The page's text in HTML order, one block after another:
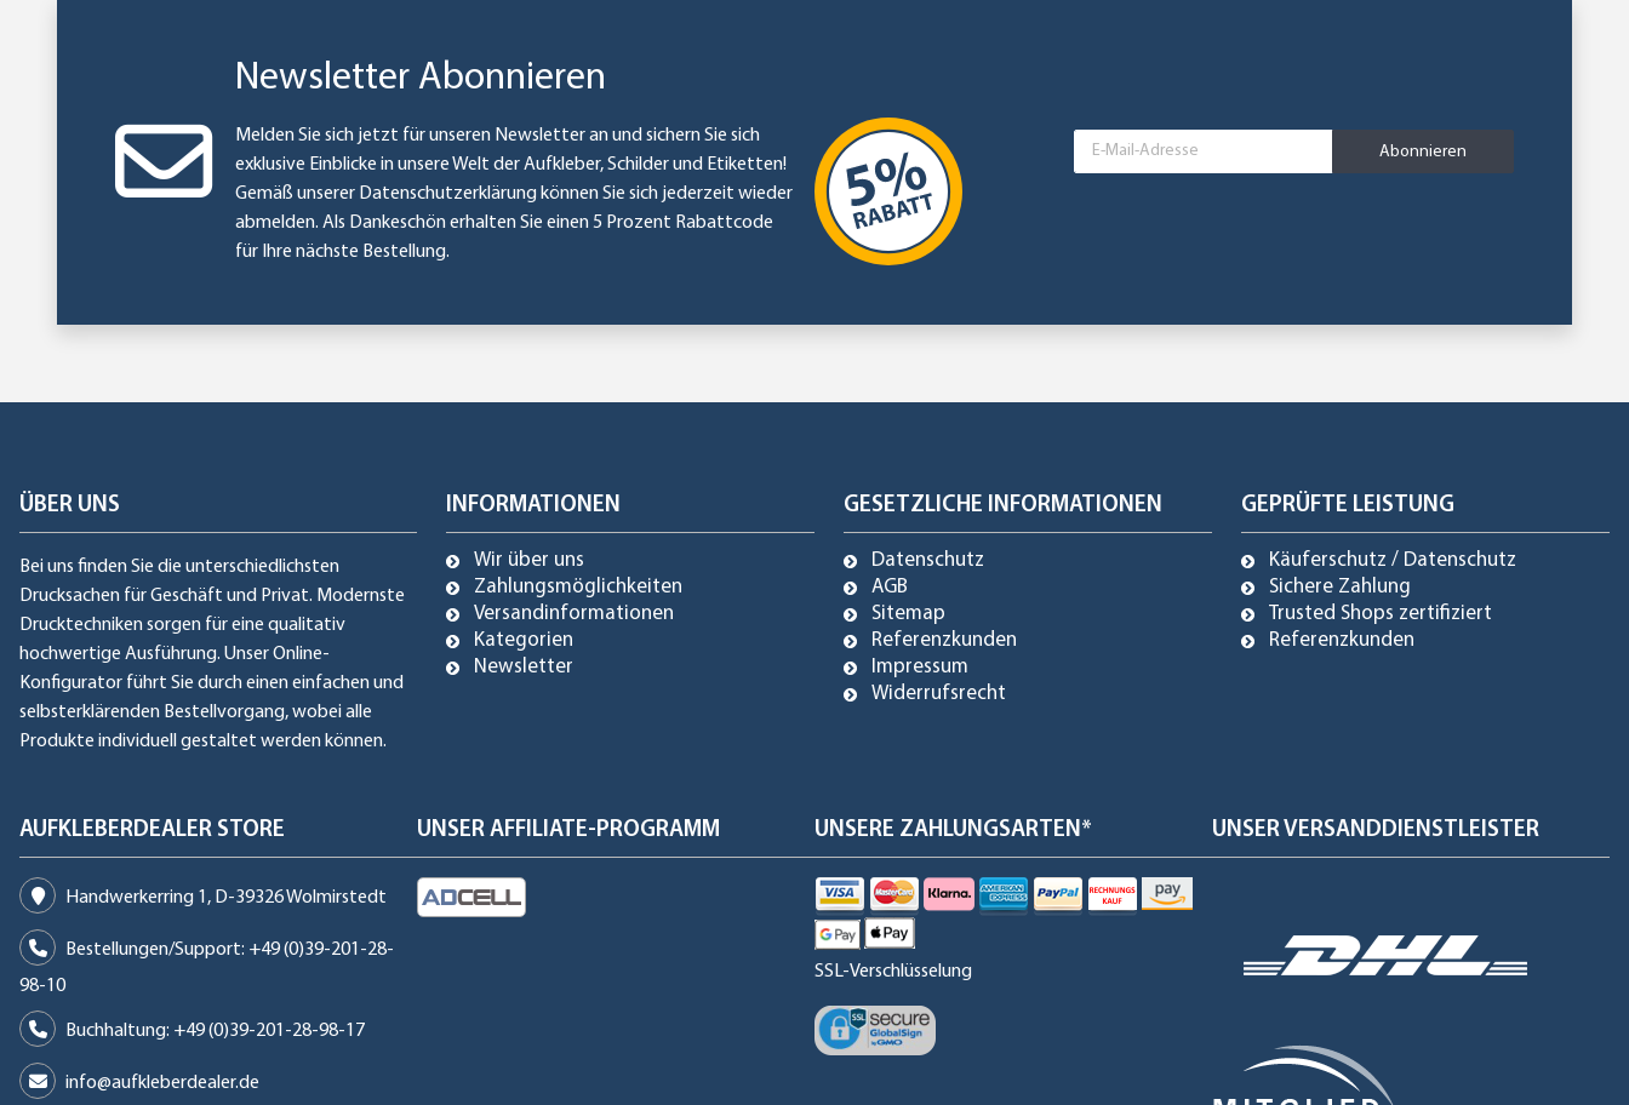
Newsletter Abonnieren
Melden Sie sich jetzt für unseren Newsletter an und sichern Sie sich
exklusive Einblicke in unsere Welt der Aufkleber, Schilder und Etiketten!
Gemäß unserer Datenschutzerklärungkönnen Sie sich jederzeit wieder
abmelden. Als Dankeschön erhalten Sie einen 5 Prozent Rabattcode
für Ihre nächste Bestellung.
Abonnieren
ÜBER UNS
Bei uns finden Sie die unterschiedlichsten
Drucksachen für Geschäft und Privat. Modernste
Drucktechniken sorgen für eine qualitativ
hochwertige Ausführung. Unser Online-
Konfigurator führt Sie durch einen einfachen und
selbsterklärenden Bestellvorgang, wobei alle
Produkte individuell gestaltet werden können.
INFORMATIONEN
Wir über uns
Zahlungsmöglichkeiten
Versandinformationen
Kategorien
Newsletter
GESETZLICHE INFORMATIONEN
Datenschutz
AGB
Sitemap
Referenzkunden
Impressum
Widerrufsrecht
GEPRÜFTE LEISTUNG
Käuferschutz / Datenschutz
Sichere Zahlung
Trusted Shops zertifiziert
Referenzkunden
AUFKLEBERDEALER STORE
Handwerkerring 1, D-39326 Wolmirstedt
Bestellungen/Support: +49 (0)39-201-28-
98-10
Buchhaltung: +49 (0)39-201-28-98-17
info@aufkleberdealer.de
UNSER AFFILIATE-PROGRAMM UNSERE ZAHLUNGSARTEN*
SSL-Verschlüsselung
UNSER VERSANDDIENSTLEISTER